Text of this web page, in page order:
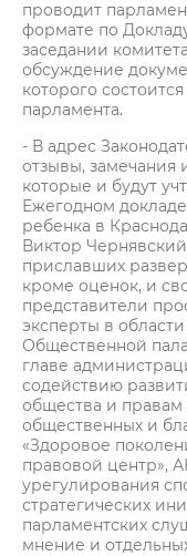
проводит
формате по
заседании
обсуждение
которого
парламента.
- В адрес
отзывы, замечания
которые и будут
Ежегодном
ребенка в
Виктор
приславших
кроме оценок, и
представители
эксперты в
Общественной
главе
содействию
общества и правам
общественных и
«Здоровое
правовой центр»,
урегулирования
стратегических
парламентских
мнение и